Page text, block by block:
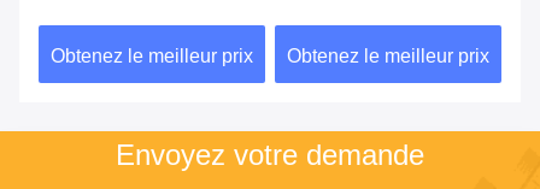
ultrasonique de
filtre/sécheur
Obtenez le meilleur prix
rinçage/filtre/sécheur pour
des industries
Obtenez le meilleur prix
Envoyez votre demande